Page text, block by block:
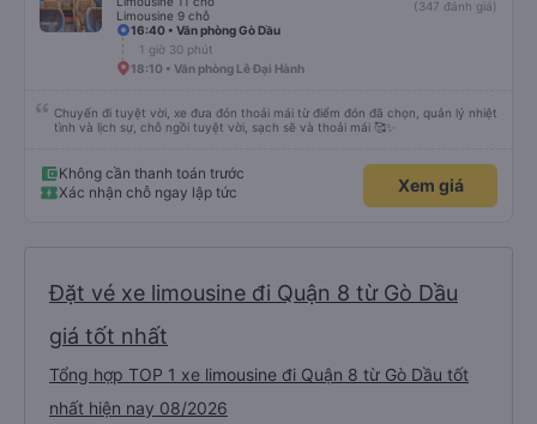
Limousine 9 chỗ
(347 đánh giá)
16:40 • Văn phòng Gò Dầu
1 giờ 30 phút
18:10 • Văn phòng Lê Đại Hành
Chuyến đi tuyệt vời, xe đưa đón thoải mái từ điểm đón đã chọn, quản lý nhiệt
tình và lịch sự, chỗ ngồi tuyệt vời, sạch sẽ và thoải mái 🥰✨
Không cần thanh toán trước
Xác nhận chỗ ngay lập tức
Xem giá
Đặt vé xe limousine đi Quận 8 từ Gò Dầu
giá tốt nhất
Tổng hợp TOP 1 xe limousine đi Quận 8 từ Gò Dầu tốt
nhất hiện nay 08/2026